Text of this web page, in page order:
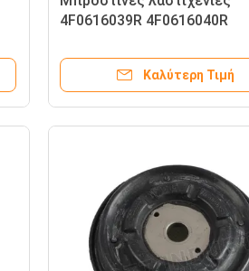
4F0616039R 4F0616040R
αέρα Audi A6C6 για την
Καλύτερη Τιμή